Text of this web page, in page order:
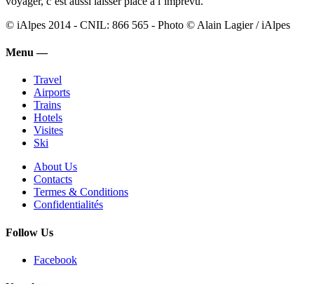
© iAlpes 2014 - CNIL: 866 565 - Photo © Alain Lagier / iAlpes
Menu —
Travel
Airports
Trains
Hotels
Visites
Ski
About Us
Contacts
Termes & Conditions
Confidentialités
Follow Us
Facebook